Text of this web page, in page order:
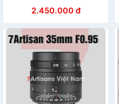
Z, Leica L. Có thể Custom
lens theo ý thích
2.450.000 đ